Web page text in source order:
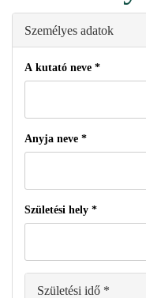
Személyes adatok
A kutató neve *
Anyja neve *
Születési hely *
Születési idő *